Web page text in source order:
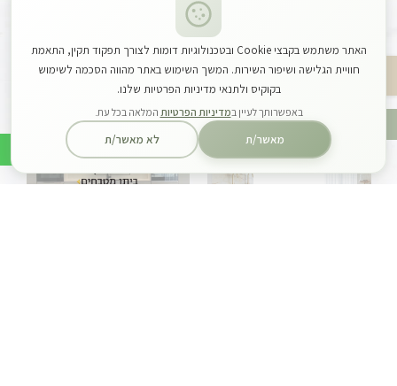
אביגדור מטבחים עלמא מטבחים
האתר משתמש בקבצי Cookie ובטכנולוגיות דומות לצורך תפקוד תקין, התאמת
חוויית הגלישה ושיפור השירות. המשך השימוש באתר מהווה הסכמה לשימוש
בקוקיס ולתנאי מדיניות הפרטיות שלנו.
באפשרותך לעיין במדיניות הפרטיות המלאה בכל עת.
מאשר/ת לא מאשר/ת